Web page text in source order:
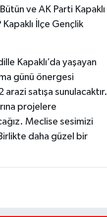
ve AK Parti Kapaklı
İlçe Gençlik
Kapaklı’da yaşayan
günü önergesi
satışa sunulacaktır.
projelere
Meclise sesimizi
daha güzel bir